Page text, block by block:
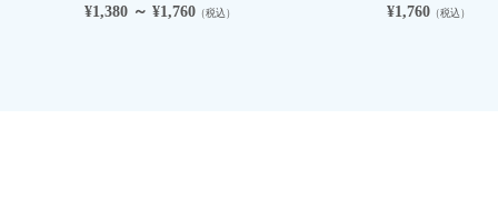
¥1,380 ～ ¥1,760（税込） ¥1,760 （税込）